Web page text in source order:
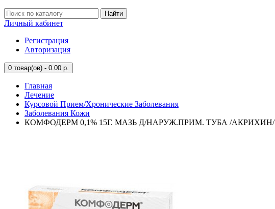
Найти
Личный кабинет
Регистрация
Авторизация
0 товар(ов) - 0.00 р.
Главная
Лечение
Курсовой Прием/Хронические Заболевания
Заболевания Кожи
КОМФОДЕРМ 0,1% 15Г. МАЗЬ Д/НАРУЖ.ПРИМ. ТУБА /АКРИХИН/